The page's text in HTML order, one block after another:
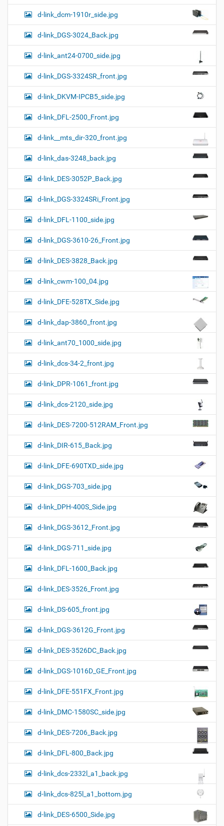
d-link_dcm-1910r_side.jpg
d-link_DGS-3024_Back.jpg
d-link_ant24-0700_side.jpg
d-link_DGS-3324SR_front.jpg
d-link_DKVM-IPCB5_side.jpg
d-link_DFL-2500_Front.jpg
d-link__mts_dir-320_front.jpg
d-link_das-3248_back.jpg
d-link_DES-3052P_Back.jpg
d-link_DGS-3324SRi_Front.jpg
d-link_DFL-1100_side.jpg
d-link_DGS-3610-26_Front.jpg
d-link_DES-3828_Back.jpg
d-link_cwm-100_04.jpg
d-link_DFE-528TX_Side.jpg
d-link_dap-3860_front.jpg
d-link_ant70_1000_side.jpg
d-link_dcs-34-2_front.jpg
d-link_DPR-1061_front.jpg
d-link_dcs-2120_side.jpg
d-link_DES-7200-512RAM_Front.jpg
d-link_DIR-615_Back.jpg
d-link_DFE-690TXD_side.jpg
d-link_DGS-703_side.jpg
d-link_DPH-400S_Side.jpg
d-link_DGS-3612_Front.jpg
d-link_DGS-711_side.jpg
d-link_DFL-1600_Back.jpg
d-link_DES-3526_Front.jpg
d-link_DS-605_front.jpg
d-link_DGS-3612G_Front.jpg
d-link_DES-3526DC_Back.jpg
d-link_DGS-1016D_GE_Front.jpg
d-link_DFE-551FX_Front.jpg
d-link_DMC-1580SC_side.jpg
d-link_DES-7206_Back.jpg
d-link_DFL-800_Back.jpg
d-link_dcs-2332l_a1_back.jpg
d-link_dcs-825l_a1_bottom.jpg
d-link_DES-6500_Side.jpg